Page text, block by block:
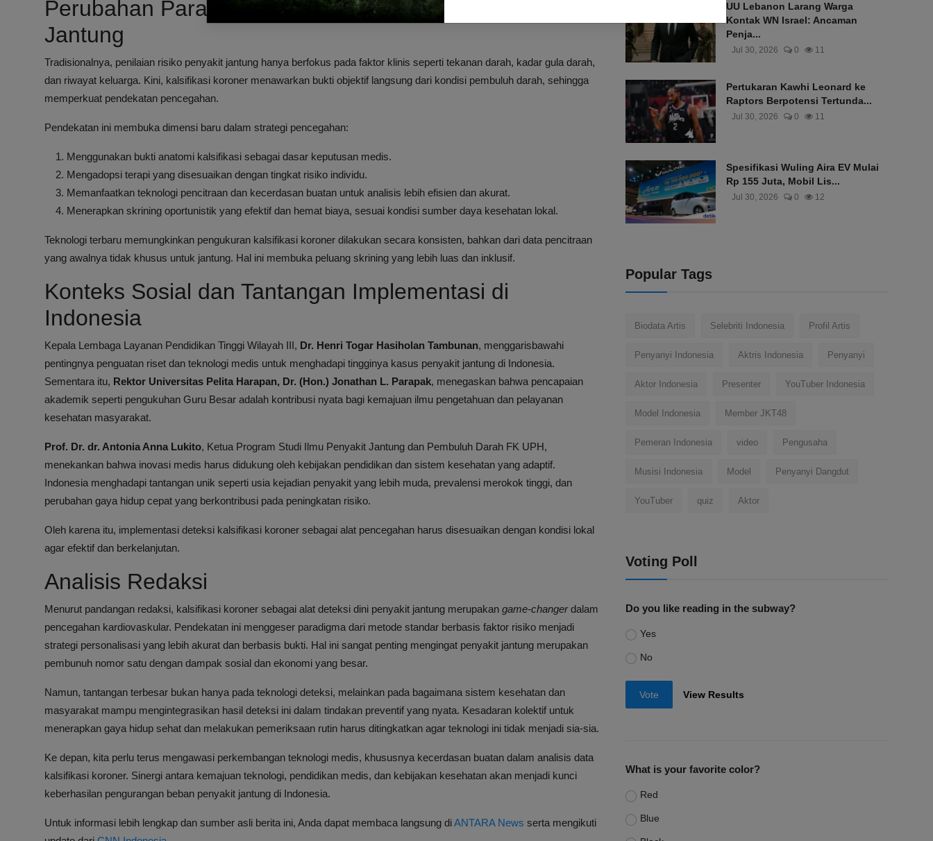
Perubahan Paradigma dalam Pencegahan Penyakit
Jantung
Tradisionalnya, penilaian risiko penyakit jantung hanya berfokus pada faktor klinis seperti tekanan darah, kadar gula darah,
dan riwayat keluarga. Kini, kalsifikasi koroner menawarkan bukti objektif langsung dari kondisi pembuluh darah, sehingga
memperkuat pendekatan pencegahan.
Pendekatan ini membuka dimensi baru dalam strategi pencegahan:
Menggunakan bukti anatomi kalsifikasi sebagai dasar keputusan medis.
Mengadopsi terapi yang disesuaikan dengan tingkat risiko individu.
Memanfaatkan teknologi pencitraan dan kecerdasan buatan untuk analisis lebih efisien dan akurat.
Menerapkan skrining oportunistik yang efektif dan hemat biaya, sesuai kondisi sumber daya kesehatan lokal.
Teknologi terbaru memungkinkan pengukuran kalsifikasi koroner dilakukan secara konsisten, bahkan dari data pencitraan
yang awalnya tidak khusus untuk jantung. Hal ini membuka peluang skrining yang lebih luas dan inklusif.
Konteks Sosial dan Tantangan Implementasi di
Indonesia
Kepala Lembaga Layanan Pendidikan Tinggi Wilayah III, Dr. Henri Togar Hasiholan Tambunan, menggarisbawahi
pentingnya penguatan riset dan teknologi medis untuk menghadapi tingginya kasus penyakit jantung di Indonesia.
Sementara itu, Rektor Universitas Pelita Harapan, Dr. (Hon.) Jonathan L. Parapak, menegaskan bahwa pencapaian
akademik seperti pengukuhan Guru Besar adalah kontribusi nyata bagi kemajuan ilmu pengetahuan dan pelayanan
kesehatan masyarakat.
Prof. Dr. dr. Antonia Anna Lukito, Ketua Program Studi Ilmu Penyakit Jantung dan Pembuluh Darah FK UPH,
menekankan bahwa inovasi medis harus didukung oleh kebijakan pendidikan dan sistem kesehatan yang adaptif.
Indonesia menghadapi tantangan unik seperti usia kejadian penyakit yang lebih muda, prevalensi merokok tinggi, dan
perubahan gaya hidup cepat yang berkontribusi pada peningkatan risiko.
Oleh karena itu, implementasi deteksi kalsifikasi koroner sebagai alat pencegahan harus disesuaikan dengan kondisi lokal
agar efektif dan berkelanjutan.
Analisis Redaksi
Menurut pandangan redaksi, kalsifikasi koroner sebagai alat deteksi dini penyakit jantung merupakan game-changerdalam
pencegahan kardiovaskular. Pendekatan ini menggeser paradigma dari metode standar berbasis faktor risiko menjadi
strategi personalisasi yang lebih akurat dan berbasis bukti. Hal ini sangat penting mengingat penyakit jantung merupakan
pembunuh nomor satu dengan dampak sosial dan ekonomi yang besar.
Namun, tantangan terbesar bukan hanya pada teknologi deteksi, melainkan pada bagaimana sistem kesehatan dan
masyarakat mampu mengintegrasikan hasil deteksi ini dalam tindakan preventif yang nyata. Kesadaran kolektif untuk
menerapkan gaya hidup sehat dan melakukan pemeriksaan rutin harus ditingkatkan agar teknologi ini tidak menjadi sia-sia.
Ke depan, kita perlu terus mengawasi perkembangan teknologi medis, khususnya kecerdasan buatan dalam analisis data
kalsifikasi koroner. Sinergi antara kemajuan teknologi, pendidikan medis, dan kebijakan kesehatan akan menjadi kunci
keberhasilan pengurangan beban penyakit jantung di Indonesia.
Untuk informasi lebih lengkap dan sumber asli berita ini, Anda dapat membaca langsung diANTARA News serta mengikuti
UU Lebanon Larang Warga
Kontak WN Israel: Ancaman
Penja...
Jul 30, 2026 0 11
Pertukaran Kawhi Leonard ke
Raptors Berpotensi Tertunda...
Jul 30, 2026 0 11
Spesifikasi Wuling Aira EV Mulai
Rp 155 Juta, Mobil Lis...
Jul 30, 2026 0 12
Popular Tags
Biodata Artis Selebriti Indonesia Profil Artis
Penyanyi Indonesia Aktris Indonesia Penyanyi
Aktor Indonesia Presenter YouTuber Indonesia
Model Indonesia Member JKT48
Pemeran Indonesia video Pengusaha
Musisi Indonesia Model Penyanyi Dangdut
YouTuber quiz Aktor
Voting Poll
Do you like reading in the subway?
Yes
No
Vote View Results
What is your favorite color?
Red
Blue